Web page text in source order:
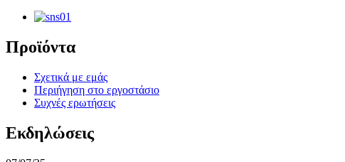
Προϊόντα
Σχετικά με εμάς
Περιήγηση στο εργοστάσιο
Συχνές ερωτήσεις
Εκδηλώσεις